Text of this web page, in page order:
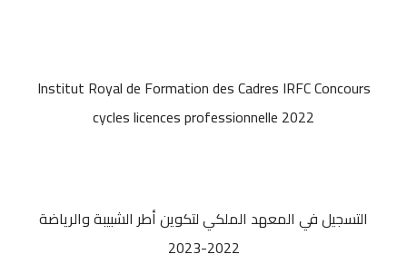
Institut Royal de Formation des Cadres IRFC Concours
cycles licences professionnelle 2022
التسجيل في المعهد الملكي لتكوين أطر الشبيبة والرياضة
2022-2023